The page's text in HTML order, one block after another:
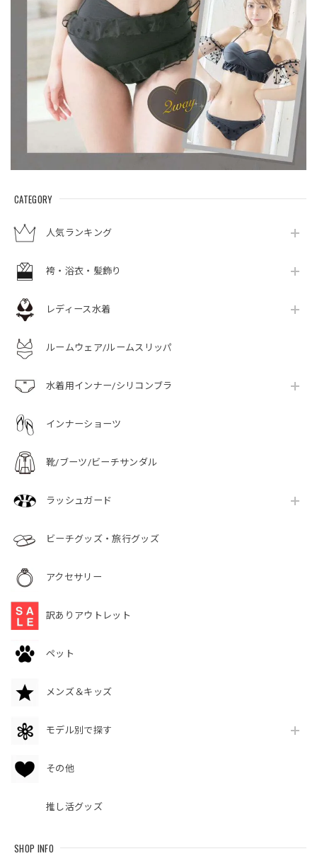
CATEGORY
人気ランキング
袴・浴衣・髪飾り
レディース水着
ルームウェア/ルームスリッパ
水着用インナー/シリコンブラ
インナーショーツ
靴/ブーツ/ビーチサンダル
ラッシュガード
ビーチグッズ・旅行グッズ
アクセサリー
訳ありアウトレット
ペット
メンズ＆キッズ
モデル別で探す
その他
推し活グッズ
SHOP INFO